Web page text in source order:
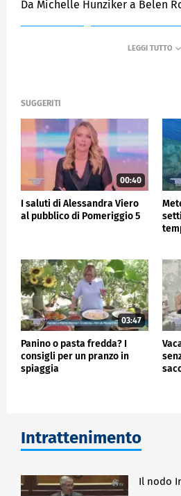
Da Michelle Hunziker a Belen
SUGGERITI
00:40
I saluti di Alessandra Viero
al pubblico di Pomeriggio 5
03:47
Panino o pasta fredda? I
consigli per un pranzo in
spiaggia
Intrattenimento
Il nodo